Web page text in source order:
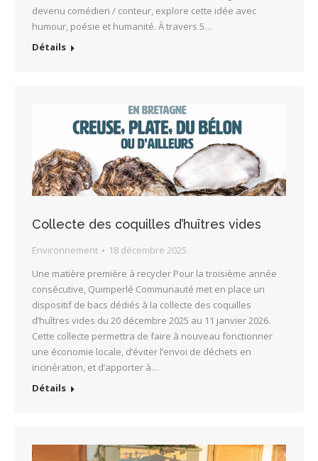
devenu comédien / conteur, explore cette idée avec
humour, poésie et humanité. À travers 5…
Détails
Collecte des coquilles d’huîtres vides
Environnement
18 décembre 2025
Une matière première à recycler Pour la troisième année
consécutive, Quimperlé Communauté met en place un
dispositif de bacs dédiés à la collecte des coquilles
d’huîtres vides du 20 décembre 2025 au 11 janvier 2026.
Cette collecte permettra de faire à nouveau fonctionner
une économie locale, d’éviter l’envoi de déchets en
incinération, et d’apporter à…
Détails